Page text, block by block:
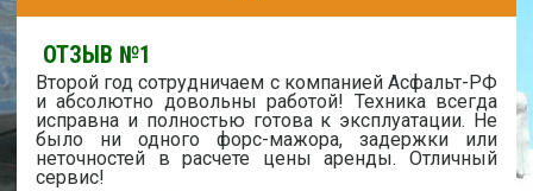
ОТЗЫВ №1
Второй год сотрудничаем с компанией Асфальт-РФ
и абсолютно довольны работой! Техника всегда
исправна и полностью готова к эксплуатации. Не
было ни одного форс-мажора, задержки или
неточностей в расчете цены аренды. Отличный
сервис!